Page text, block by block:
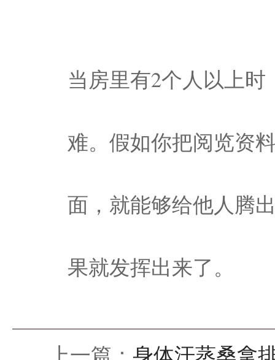
当房里有2个人以上
难。假如你把阅览资
面，就能够给他人腾
果就发挥出来了。